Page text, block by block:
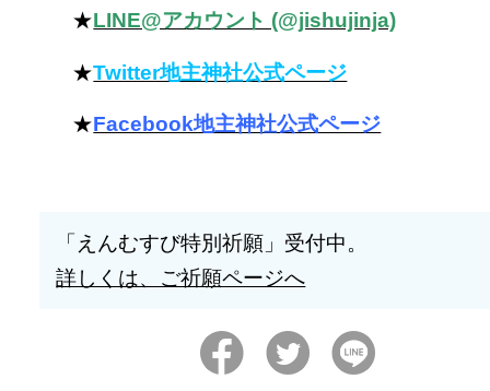
★LINE@アカウント (@jishujinja)
★Twitter地主神社公式ページ
★Facebook地主神社公式ページ
「えんむすび特別祈願」受付中。
詳しくは、ご祈願ページへ